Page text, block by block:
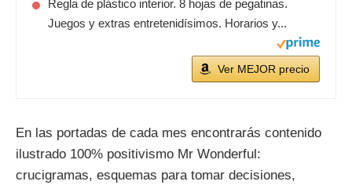
Regla de plástico interior. 8 hojas de pegatinas.
Juegos y extras entretenidísimos. Horarios y...
Ver MEJOR precio
En las portadas de cada mes encontrarás contenido
ilustrado 100% positivismo Mr Wonderful:
crucigramas, esquemas para tomar decisiones,